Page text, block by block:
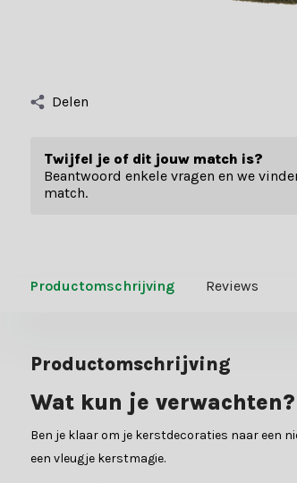
Delen
Twijfel je of dit jouw match is?
Beantwoord enkele vragen en we
match.
Productomschrijving Reviews
Productomschrijving
Wat kun je verwachten?
Ben je klaar om je kerstdecoraties naar een
een vleugje kerstmagie.